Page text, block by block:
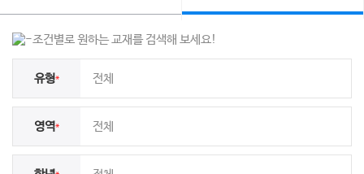
조건별로 원하는 교재를 검색해 보세요!
유형* 전체
영역* 전체